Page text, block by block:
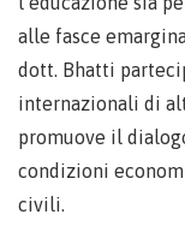
alle fasce
dott. Bhatti
internazionali di
promuove il
condizioni
civili.